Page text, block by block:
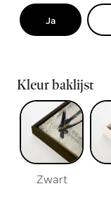
Ja
Kleur baklijst
Zwart